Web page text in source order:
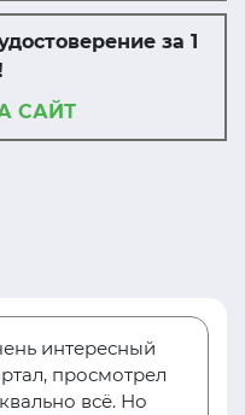
за 1
САЙТ
интересный
просмотрел
всё. Но